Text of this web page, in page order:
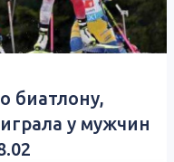
биатлону,
у мужчин